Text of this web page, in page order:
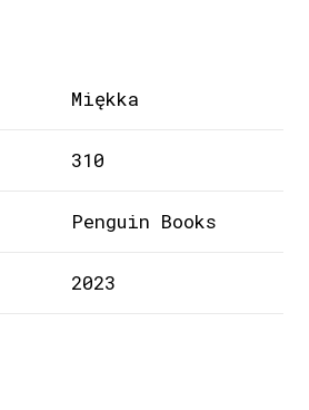
Miękka
310
Penguin Books
2023